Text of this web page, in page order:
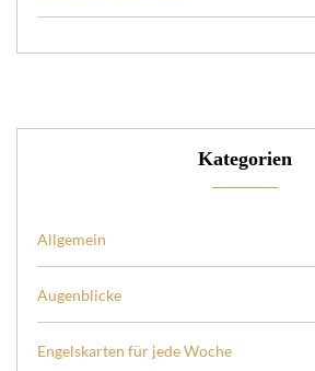
Kategorien
Allgemein
Augenblicke
Engelskarten für jede Woche